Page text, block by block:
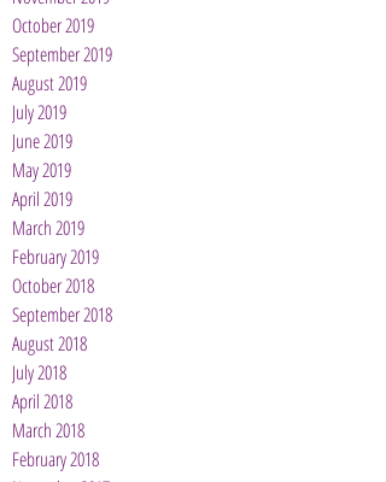
October 2019
September 2019
August 2019
July 2019
June 2019
May 2019
April 2019
March 2019
February 2019
October 2018
September 2018
August 2018
July 2018
April 2018
March 2018
February 2018